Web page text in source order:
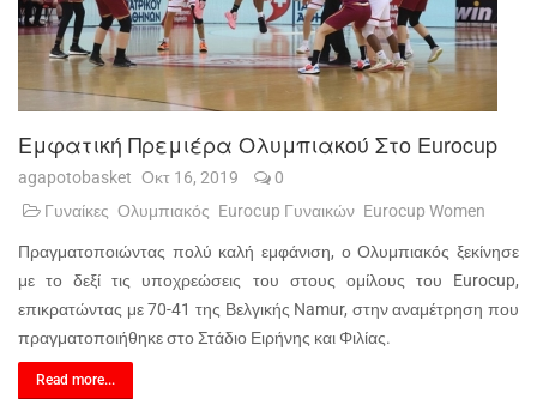
Εμφατική Πρεμιέρα Ολυμπιακού Στο Eurocup
agapotobasket Οκτ 16, 2019
0
Γυναίκες Ολυμπιακός Eurocup Γυναικών Eurocup Women
Πραγματοποιώντας πολύ καλή εμφάνιση, ο Ολυμπιακός ξεκίνησε
με το δεξί τις υποχρεώσεις του στους ομίλους του Eurocup,
επικρατώντας με 70-41 της Βελγικής Namur, στην αναμέτρηση που
πραγματοποιήθηκε στο Στάδιο Ειρήνης και Φιλίας.
Read more...